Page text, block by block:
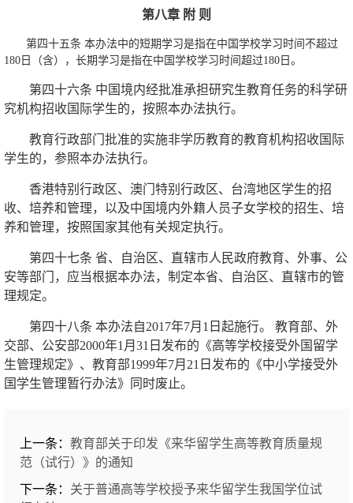
第八章 附 则
第四十五条 本办法中的短期学习是指在中国学校学习时间不超过
180日（含），长期学习是指在中国学校学习时间超过180日。
第四十六条 中国境内经批准承担研究生教育任务的科学研
究机构招收国际学生的，按照本办法执行。
教育行政部门批准的实施非学历教育的教育机构招收国际
学生的，参照本办法执行。
香港特别行政区、澳门特别行政区、台湾地区学生的招
收、培养和管理，以及中国境内外籍人员子女学校的招生、培
养和管理，按照国家其他有关规定执行。
第四十七条 省、自治区、直辖市人民政府教育、外事、公
安等部门，应当根据本办法，制定本省、自治区、直辖市的管
理规定。
第四十八条 本办法自2017年7月1日起施行。 教育部、外
交部、公安部2000年1月31日发布的《高等学校接受外国留学
生管理规定》、教育部1999年7月21日发布的《中小学接受外
国学生管理暂行办法》同时废止。
上一条： 教育部关于印发《来华留学生高等教育质量规
范（试行）》的通知
下一条： 关于普通高等学校授予来华留学生我国学位试